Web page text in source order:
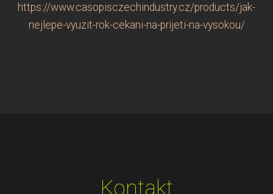
https://www.casopisczechindustry.cz/products/jak-
nejlepe-vyuzit-rok-cekani-na-prijeti-na-vysokou/
Kontakt